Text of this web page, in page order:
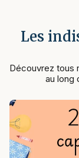
Les
Découvrez tous
au long